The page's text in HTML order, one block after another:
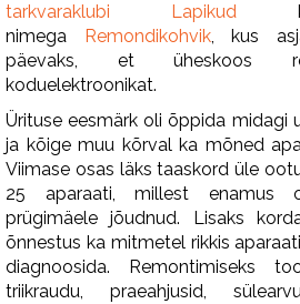
tarkvaraklubi Lapikud
nimega Remondikohvik, kus
päevaks, et üheskoos
koduelektroonikat.
Ürituse eesmärk oli õppida midagi
ja kõige muu kõrval ka mõned
Viimase osas läks taaskord üle
25 aparaati, millest enamus
prügimäele jõudnud. Lisaks
õnnestus ka mitmetel rikkis
diagnoosida. Remontimiseks
triikraudu, praeahjusid,